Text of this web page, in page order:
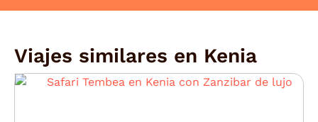
Viajes similares en Kenia